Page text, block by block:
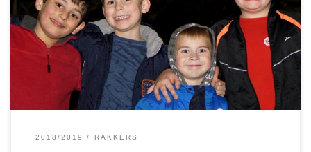
week zijn we zoveel mogelijk buiten. Afgelopen groepsavond
waren we in het bos voor barrièretocht! We smokkelden we
zoveel mogelijk munten van begin- naar eindpost. Als beloning
kregen we allemaal een beker warme chocomel. Het was […]
2018/2019 RAKKERS